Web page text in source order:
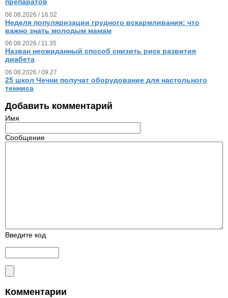
06.08.2026 / 16.02
Неделя популяризации грудного вскармливания: что
важно знать молодым мамам
06.08.2026 / 11.35
Назван неожиданный способ снизить риск развития
диабета
06.08.2026 / 09.27
25 школ Чечни получат оборудование для настольного
тенниса
Добавить комментарий
Имя
Сообщение
Введите код
Комментарии